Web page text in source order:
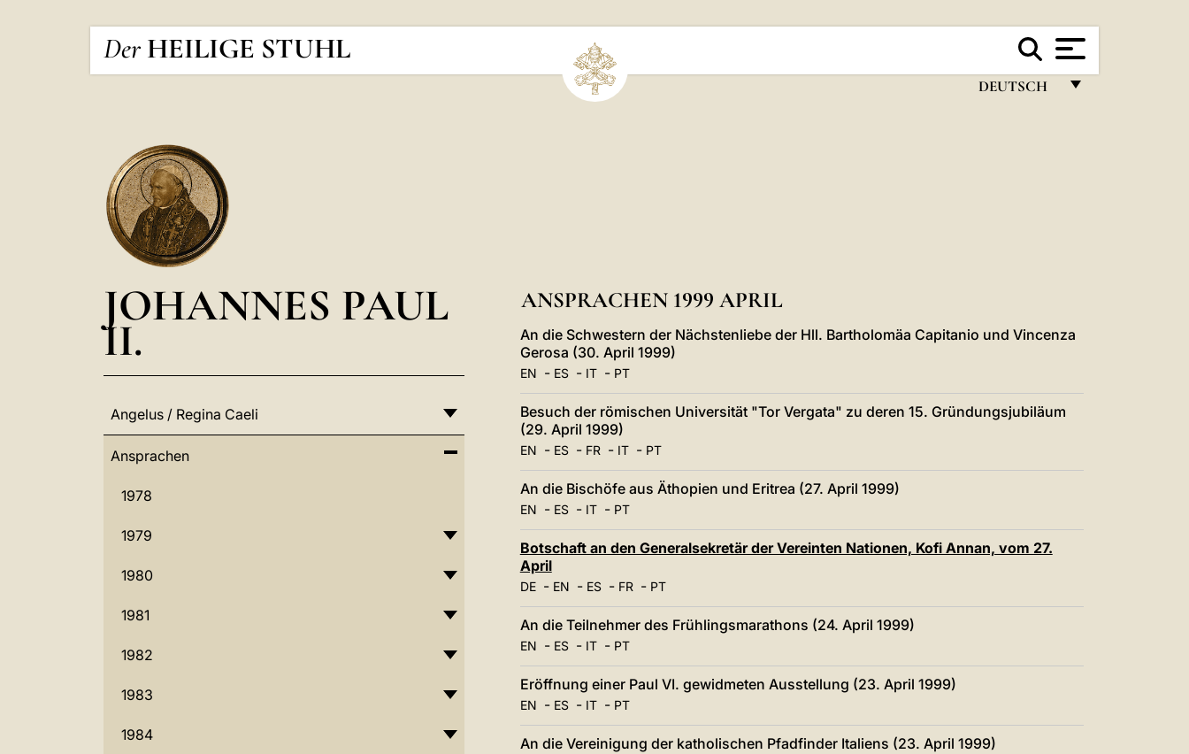
Der HEILIGE STUHL
DEUTSCH
POLSKI
中文
JOHANNES PAUL
II.
Angelus / Regina Caeli
Ansprachen
1978
1979
1980
1981
1982
1983
1984
ANSPRACHEN 1999 APRIL
An die Schwestern der Nächstenliebe der Hll. Bartholomäa Capitanio und Vincenza
Gerosa (30. April 1999)
EN - ES- IT- PT
Besuch der römischen Universität "Tor Vergata" zu deren 15. Gründungsjubiläum
(29. April 1999)
EN - ES- FR- IT- PT
An die Bischöfe aus Äthopien und Eritrea (27. April 1999)
EN - ES- IT- PT
Botschaft an den Generalsekretär der Vereinten Nationen, Kofi Annan, vom 27.
April
DE- EN - ES- FR- PT
An die Teilnehmer des Frühlingsmarathons (24. April 1999)
EN - ES- IT- PT
Eröffnung einer Paul VI. gewidmeten Ausstellung (23. April 1999)
EN - ES- IT- PT
An die Vereinigung der katholischen Pfadfinder Italiens (23. April 1999)